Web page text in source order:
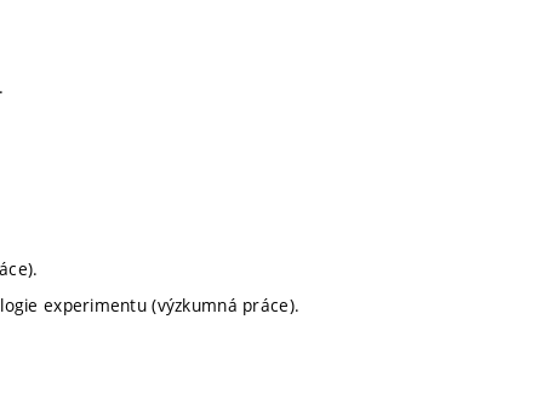
experimentu (výzkumná práce).